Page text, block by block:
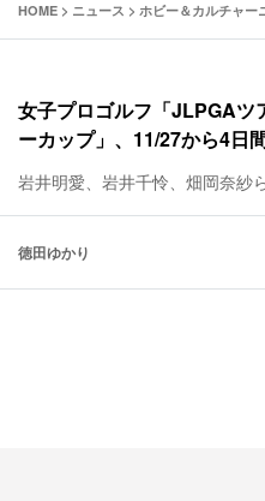
HOME > ニュース > ホビー＆カルチャー
女子プロゴルフ「JLPGAツ
ーカップ」、11/27から4日
岩井明愛、岩井千怜、畑岡奈紗
徳田ゆかり